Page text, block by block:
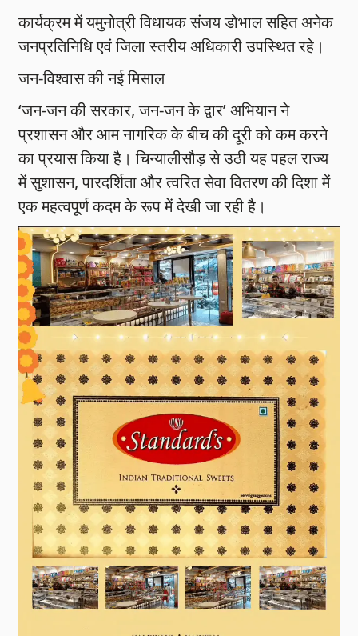
कार्यक्रम में यमुनोत्री विधायक संजय डोभाल सहित अनेक
जनप्रतिनिधि एवं जिला स्तरीय अधिकारी उपस्थित रहे।
जन-विश्वास की नई मिसाल
‘जन-जन की सरकार, जन-जन के द्वार’ अभियान ने
प्रशासन और आम नागरिक के बीच की दूरी को कम करने
का प्रयास किया है। चिन्यालीसौड़ से उठी यह पहल राज्य
में सुशासन, पारदर्शिता और त्वरित सेवा वितरण की दिशा में
एक महत्वपूर्ण कदम के रूप में देखी जा रही है।